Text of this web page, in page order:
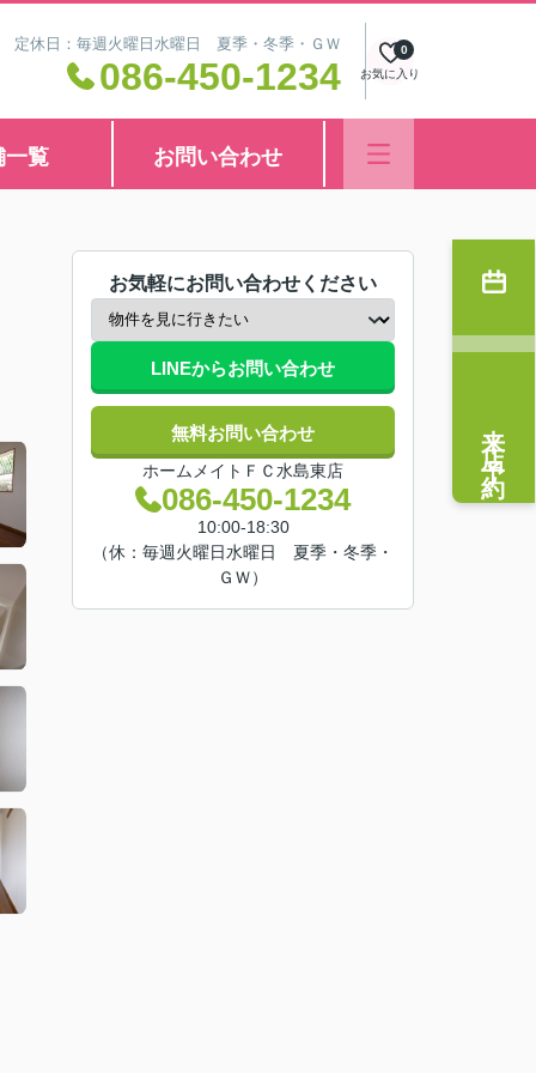
定休日：毎週火曜日水曜日 夏季・冬季・ＧＷ
086-450-1234 お気に入り
0
一覧 お問い合わせ
お気軽にお問い合わせください
LINEからお問い合わせ
無料お問い合わせ
ホームメイトＦＣ水島東店
086-450-1234
10:00-18:30
（休：毎週火曜日水曜日 夏季・冬季・
ＧＷ）
来店予約